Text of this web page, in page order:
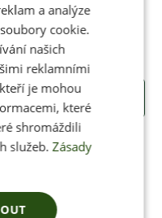
ENGLISH
a analýze
cookie.
našich
reklamními
je mohou
které
shromáždili
služeb. Zásady